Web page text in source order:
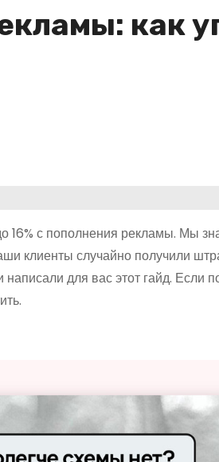
как
с пополнения рекламы. Мы
клиенты случайно получили
для вас этот гайд. Если